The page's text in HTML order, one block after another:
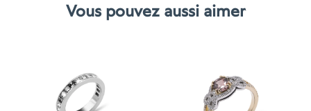
Vous pouvez aussi aimer